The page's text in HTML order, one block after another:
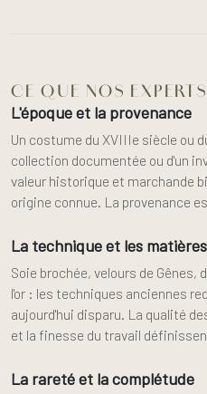
CE QUE NOS
L'époque et la provenance
Un costume du XVIIIe siècle ou
collection documentée ou d'un
valeur historique et marchande
origine connue. La provenance
La technique et les matières
Soie brochée, velours de Gênes,
l'or : les techniques anciennes
aujourd'hui disparu. La qualité
et la finesse du travail
La rareté et la complétude